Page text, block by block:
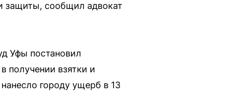
защиты, сообщил адвокат
Уфы постановил
получении взятки и
городу ущерб в 13